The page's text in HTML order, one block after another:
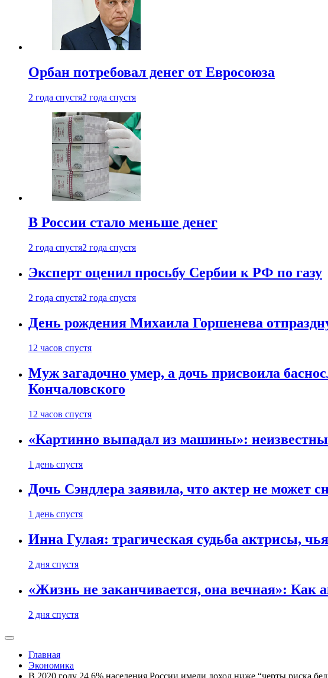
Орбан потребовал денег от Евросоюза
2 года спустя2 года спустя
В России стало меньше денег
2 года спустя2 года спустя
Эксперт оценил просьбу Сербии к РФ по газу
2 года спустя2 года спустя
День рождения Михаила Горшенева
12 часов спустя
Муж загадочно умер, а дочь присвоила
Кончаловского
12 часов спустя
«Картинно выпадал из машины»:
1 день спустя
Дочь Сэндлера заявила, что актер не может
1 день спустя
Инна Гулая: трагическая судьба актрисы,
2 дня спустя
«Жизнь не заканчивается, она вечная»: Как
2 дня спустя
Главная
Экономика
В 2020 году 24,6% населения России имели доход ниже “черты риска